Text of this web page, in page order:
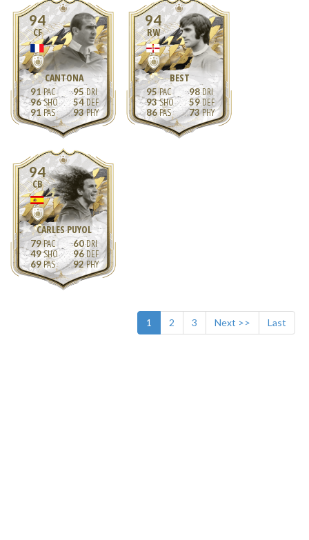
94
CF
CANTONA
91
96
91
95
54
93
94
RW
BEST
95
93
86
98
59
73
94
CB
CARLES PUYOL
79
49
69
60
96
92
1 2 3 Next >> Last